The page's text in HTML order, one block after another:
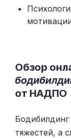
Обзор
от НАДПО
тяжестей, а